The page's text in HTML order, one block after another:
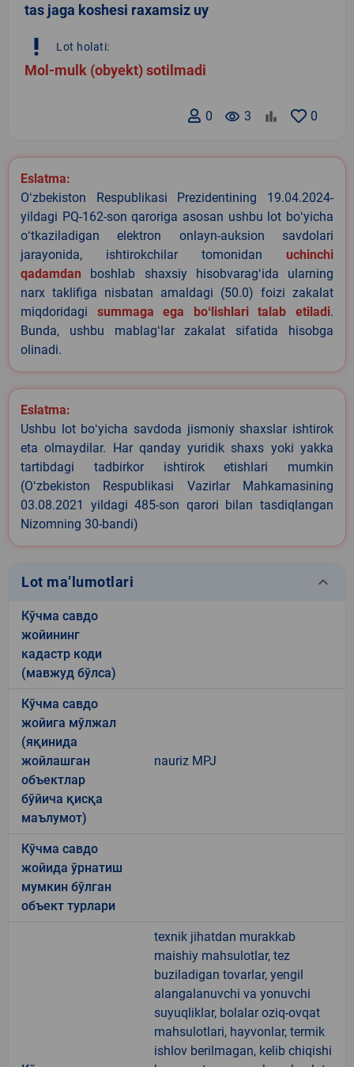
tas jaga koshesi raxamsiz uy
priority_high Lot holati:
Mol-mulk (obyekt) sotilmadi
0
remove_red_eye 3
0
Eslatma:
Oʻzbekiston Respublikasi Prezidentining 19.04.2024-
yildagi PQ-162-son qaroriga asosan ushbu lot boʻyicha
oʻtkaziladigan elektron onlayn-auksion savdolari
jarayonida, ishtirokchilar tomonidan uchinchi
qadamdan boshlab shaxsiy hisobvaragʻida ularning
narx taklifiga nisbatan amaldagi (50.0) foizi zakalat
miqdoridagi summaga ega boʻlishlari talab etiladi.
Bunda, ushbu mablagʻlar zakalat sifatida hisobga
olinadi.
Eslatma:
Ushbu lot boʻyicha savdoda jismoniy shaxslar ishtirok
eta olmaydilar. Har qanday yuridik shaxs yoki yakka
tartibdagi tadbirkor ishtirok etishlari mumkin
(Oʻzbekiston Respublikasi Vazirlar Mahkamasining
03.08.2021 yildagi 485-son qarori bilan tasdiqlangan
Nizomning 30-bandi)
Lot ma’lumotlari keyboard_arrow_down
Кўчма савдо
жойининг
кадастр коди
(мавжуд бўлса)
Кўчма савдо
жойига мўлжал
(яқинида
жойлашган
объектлар
бўйича қисқа
маълумот)
nauriz MPJ
Кўчма савдо
жойида ўрнатиш
мумкин бўлган
объект турлари
texnik jihatdan murakkab
maishiy mahsulotlar, tez
buziladigan tovarlar, yengil
alangalanuvchi va yonuvchi
suyuqliklar, bolalar oziq-ovqat
mahsulotlari, hayvonlar, termik
ishlov berilmagan, kelib chiqishi